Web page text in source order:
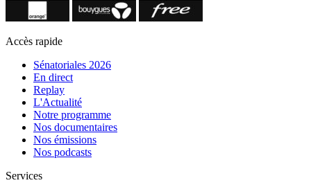
Accès rapide
Sénatoriales 2026
En direct
Replay
L'Actualité
Notre programme
Nos documentaires
Nos émissions
Nos podcasts
Services